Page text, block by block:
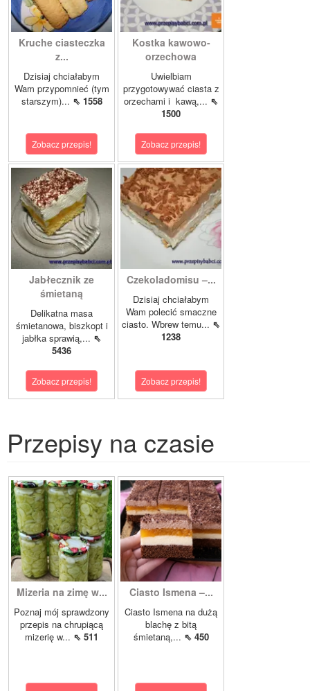
Kruche ciasteczka
z...
Dzisiaj chciałabym
Wam przypomnieć (tym
starszym)... ⇖ 1558
Zobacz przepis!
Kostka kawowo-
orzechowa
Uwielbiam
przygotowywać ciasta z
orzechami i kawą,... ⇖
1500
Zobacz przepis!
Jabłecznik ze
śmietaną
Delikatna masa
śmietanowa, biszkopt i
jabłka sprawią,... ⇖
5436
Zobacz przepis!
Czekoladomisu –...
Dzisiaj chciałabym
Wam polecić smaczne
ciasto. Wbrew temu... ⇖
1238
Zobacz przepis!
Przepisy na czasie
Mizeria na zimę w...
Poznaj mój sprawdzony
przepis na chrupiącą
mizerię w... ⇖ 511
Ciasto Ismena –...
Ciasto Ismena na dużą
blachę z bitą
śmietaną,... ⇖ 450